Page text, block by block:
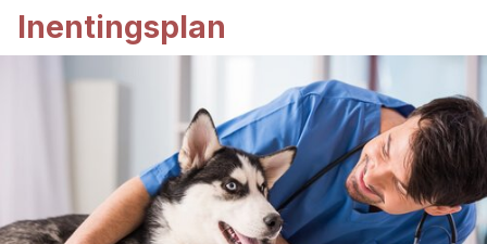
Inentingsplan